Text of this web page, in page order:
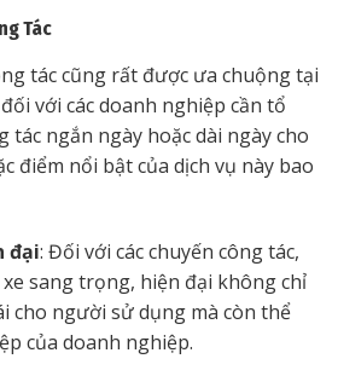
Tác
tác cũng rất được ưa chuộng tại
với các doanh nghiệp cần tổ
tác ngắn ngày hoặc dài ngày cho
điểm nổi bật của dịch vụ này bao
đại: Đối với các chuyến công tác,
xe sang trọng, hiện đại không chỉ
cho người sử dụng mà còn thể
của doanh nghiệp.